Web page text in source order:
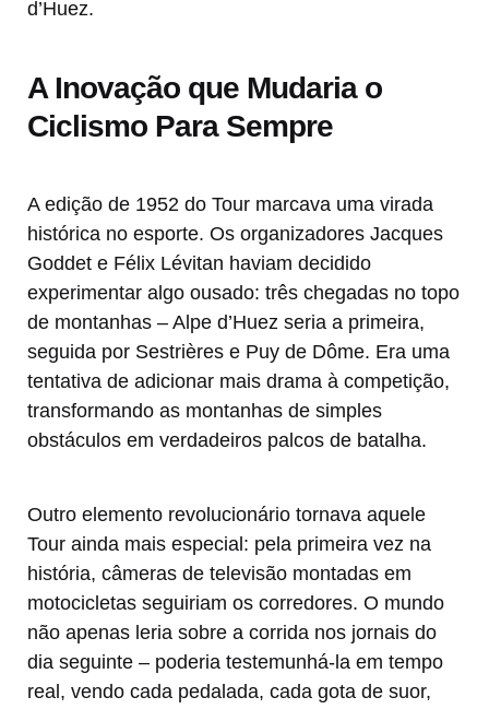
d’Huez.
A Inovação que Mudaria o
Ciclismo Para Sempre
A edição de 1952 do Tour marcava uma virada
histórica no esporte. Os organizadores Jacques
Goddet e Félix Lévitan haviam decidido
experimentar algo ousado: três chegadas no topo
de montanhas – Alpe d’Huez seria a primeira,
seguida por Sestrières e Puy de Dôme. Era uma
tentativa de adicionar mais drama à competição,
transformando as montanhas de simples
obstáculos em verdadeiros palcos de batalha.
Outro elemento revolucionário tornava aquele
Tour ainda mais especial: pela primeira vez na
história, câmeras de televisão montadas em
motocicletas seguiriam os corredores. O mundo
não apenas leria sobre a corrida nos jornais do
dia seguinte – poderia testemunhá-la em tempo
real, vendo cada pedalada, cada gota de suor,